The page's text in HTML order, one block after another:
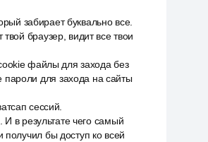
забирает буквально все.
браузер, видит все твои
файлы для захода без
для захода на сайты
сессий.
в результате чего самый
бы доступ ко всей